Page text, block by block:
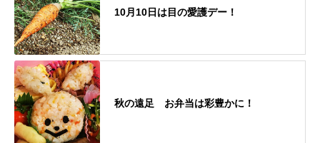
10月10日は目の愛護デー！
秋の遠足 お弁当は彩豊かに！